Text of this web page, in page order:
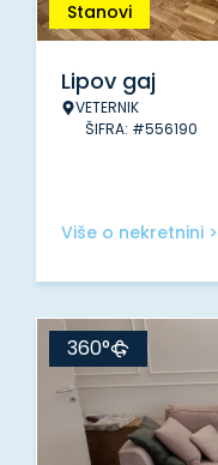
Stanovi
Lipov gaj
VETERNIK
ŠIFRA: #556190
Više o nekretnini >
360°